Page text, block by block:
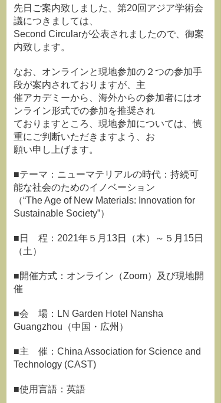
先日ご案内致しました、第20回アジア学術会
議につきましては、
Second Circularが公表されましたので、御案
内致します。
なお、オンラインと現地参加の２つの参加手
段が案内されておりますが、主
催アカデミーから、海外からの参加者にはオ
ンライン形式での参加を推奨され
ておりますところ、現地参加については、慎
重にご判断いただきますよう、お
願い申し上げます。
■テーマ：ニューマテリアルの時代：持続可
能な社会のためのイノベーション
（“The Age of New Materials: Innovation for
Sustainable Society”）
■日 程：2021年５月13日（木）～５月15日
（土）
■開催方式：オンライン（Zoom）及び現地開
催
■会 場：LN Garden Hotel Nansha
Guangzhou（中国・広州）
■主 催：China Association for Science and
Technology (CAST)
■使用言語：英語